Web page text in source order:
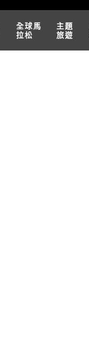
全球馬
拉松
主題
旅遊